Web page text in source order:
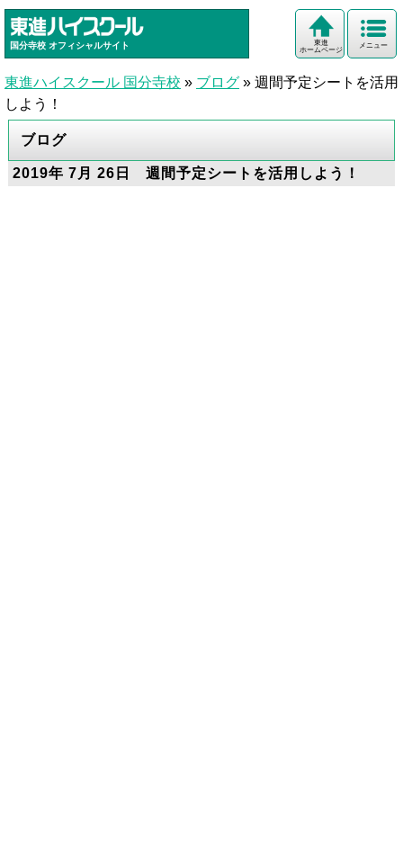
国分寺校 オフィシャルサイト メニュー
東進
ホームページ
東進ハイスクール 国分寺校 » ブログ » 週間予定シートを活用
しよう！
ブログ
2019年 7月 26日 週間予定シートを活用しよう！